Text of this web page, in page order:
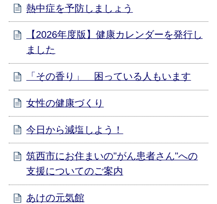
熱中症を予防しましょう
【2026年度版】健康カレンダーを発行し
ました
「その香り」 困っている人もいます
女性の健康づくり
今日から減塩しよう！
筑西市にお住まいの"がん患者さん"への
支援についてのご案内
あけの元気館